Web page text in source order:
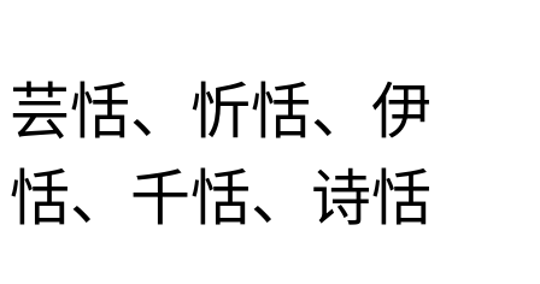
芸恬、忻恬、伊
恬、千恬、诗恬